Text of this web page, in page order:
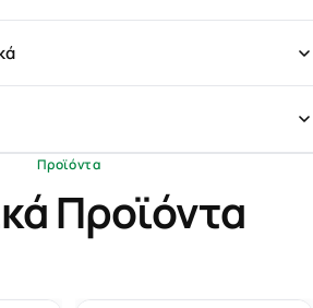
Προϊόντα
Προϊόντα